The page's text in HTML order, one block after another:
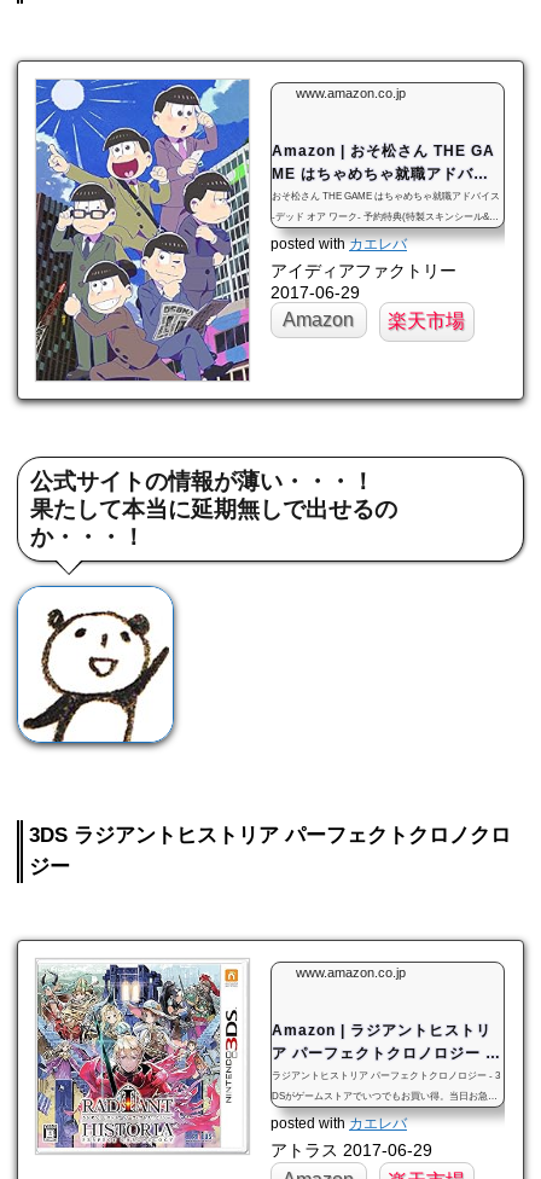
www.amazon.co.jp
Amazon | おそ松さん THE GA
ME はちゃめちゃ就職アドバイ
ス -デッド オア ワーク- 予約特
典(特製スキンシール&連動壁紙)
付 - PS Vit...
おそ松さん THE GAME はちゃめちゃ就職アドバイス
-デッド オア ワーク- 予約特典(特製スキンシール&連
動壁紙)付 - PS Vitaがゲームストアでいつでもお買い
オンラインコード版、ダウンロード版はご購入後すぐ
にご利用可能です。
posted withカエレバ
アイディアファクトリー
2017-06-29
Amazon 楽天市場
公式サイトの情報が薄い・・・！
果たして本当に延期無しで出せるの
か・・・！
3DS ラジアントヒストリア パーフェクトクロノクロ
ジー
www.amazon.co.jp
Amazon | ラジアントヒストリ
ア パーフェクトクロノロジー -
3DS | ゲーム
ラジアントヒストリア パーフェクトクロノロジー - 3
DSがゲームストアでいつでもお買い得。当日お急ぎ
便対象商品は、当日お届け可能です。オンラインコー
す。
posted withカエレバ
アトラス 2017-06-29